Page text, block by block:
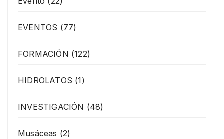
EVENTOS (77)
FORMACIÓN (122)
HIDROLATOS (1)
INVESTIGACIÓN (48)
Musáceas (2)